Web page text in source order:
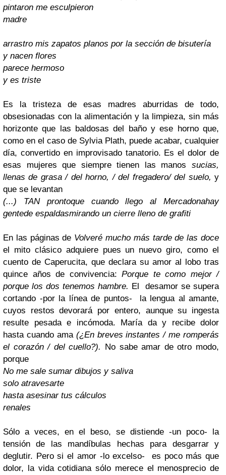
pintaron me esculpieron
madre
arrastro mis zapatos planos por la sección de bisutería
y nacen flores
parece hermoso
y es triste
Es la tristeza de esas madres aburridas de todo,
obsesionadas con la alimentación y la limpieza, sin más
horizonte que las baldosas del baño y ese horno que,
como en el caso de Sylvia Plath, puede acabar, cualquier
día, convertido en improvisado tanatorio. Es el dolor de
esas mujeres que siempre tienen las manos sucias,
llenas de grasa / del horno, / del fregadero/ del suelo, y
que se levantan
(...) TAN prontoque cuando llego al Mercadonahay
gentede espaldasmirando un cierre lleno de grafiti
En las páginas de Volveré mucho más tarde de las doce
el mito clásico adquiere pues un nuevo giro, como el
cuento de Caperucita, que declara su amor al lobo tras
quince años de convivencia: Porque te como mejor /
porque los dos tenemos hambre. El desamor se supera
cortando -por la línea de puntos- la lengua al amante,
cuyos restos devorará por entero, aunque su ingesta
resulte pesada e incómoda. María da y recibe dolor
hasta cuando ama(¿En breves instantes / me romperás
el corazón / del cuello?). No sabe amar de otro modo,
porque
No me sale sumar dibujos y saliva
solo atravesarte
hasta asesinar tus cálculos
renales
Sólo a veces, en el beso, se distiende -un poco- la
tensión de las mandíbulas hechas para desgarrar y
deglutir. Pero si el amor -lo excelso- es poco más que
dolor, la vida cotidiana sólo merece el menosprecio de